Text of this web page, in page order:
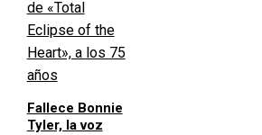
Fallece Bonnie
Tyler, la voz